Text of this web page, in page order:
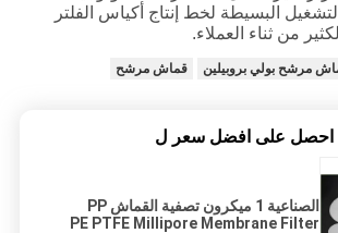
البسيطة لخط إنتاج أكياس الفلتر
من ثناء العملاء.
مرشح بولي بروبيلين قماش مرشح
احصل على افضل سعر ل
الصناعية 1 ميكرون تصفية القماش PP
PE PTFE Millipore Membrane Filter